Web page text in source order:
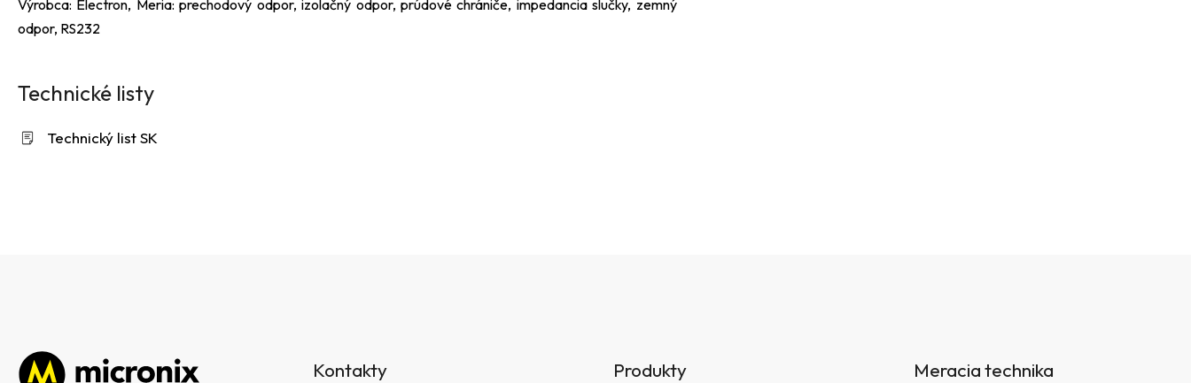
Výrobca: Electron, Meria: prechodový odpor, izolačný odpor, prúdové chrániče, impedancia slučky, zemný
odpor, RS232
Technické listy
Technický list SK
Kontakty Produkty Meracia technika